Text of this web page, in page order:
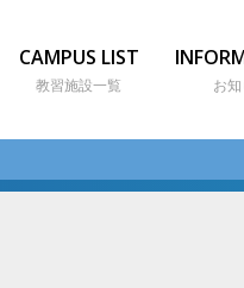
CAMPUS LIST
教習施設一覧 お